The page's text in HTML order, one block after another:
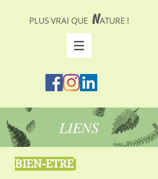
PLUS VRAI QUE NATURE !
LIENS
BIEN-ETRE